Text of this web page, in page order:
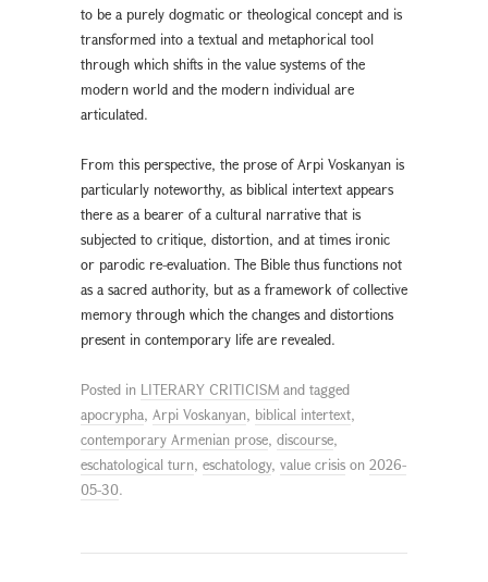
to be a purely dogmatic or theological concept and is
transformed into a textual and metaphorical tool
through which shifts in the value systems of the
modern world and the modern individual are
articulated.
From this perspective, the prose of Arpi Voskanyan is
particularly noteworthy, as biblical intertext appears
there as a bearer of a cultural narrative that is
subjected to critique, distortion, and at times ironic
or parodic re-evaluation. The Bible thus functions not
as a sacred authority, but as a framework of collective
memory through which the changes and distortions
present in contemporary life are revealed.
Posted in LITERARY CRITICISM and tagged
apocrypha, Arpi Voskanyan, biblical intertext,
contemporary Armenian prose, discourse,
eschatological turn, eschatology, value crisis on 2026-
05-30.